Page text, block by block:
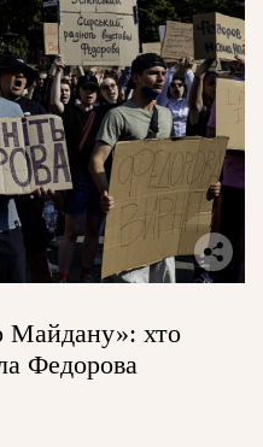
Майдану»: хто
Федорова